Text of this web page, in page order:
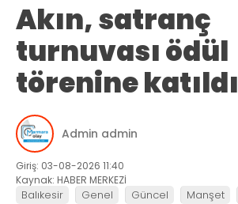
Akın, satranç
turnuvası ödül
törenine katıldı
Admin admin
Giriş: 03-08-2026 11:40
Kaynak: HABER MERKEZİ
Balıkesir Genel Güncel Manşet